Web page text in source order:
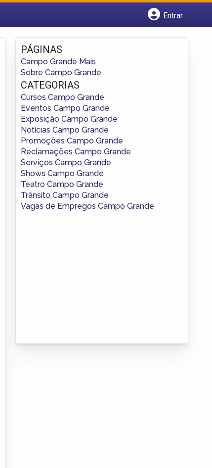
Entrar
Fazer login
Criar conta
PÁGINAS
Campo Grande Mais
Sobre Campo Grande
CATEGORIAS
Cursos Campo Grande
Eventos Campo Grande
Exposição Campo Grande
Notícias Campo Grande
Promoções Campo Grande
Reclamações Campo Grande
Serviços Campo Grande
Shows Campo Grande
Teatro Campo Grande
Trânsito Campo Grande
Vagas de Empregos Campo Grande